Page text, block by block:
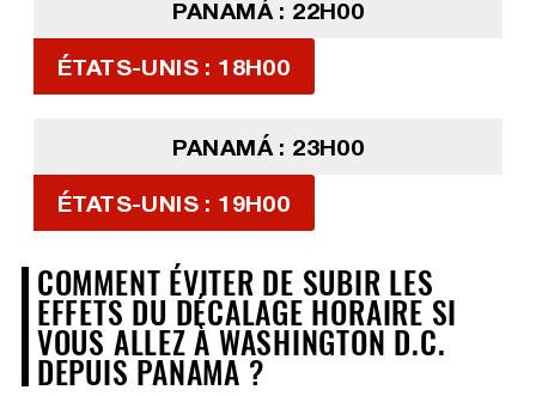
PANAMÁ : 22H00
ÉTATS-UNIS : 18H00
PANAMÁ : 23H00
ÉTATS-UNIS : 19H00
COMMENT ÉVITER DE SUBIR LES
EFFETS DU DÉCALAGE HORAIRE SI
VOUS ALLEZ À WASHINGTON D.C.
DEPUIS PANAMA ?